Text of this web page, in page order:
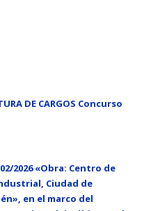
DE CARGOS Concurso
2026 «Obra: Centro de
Ciudad de
en el marco del